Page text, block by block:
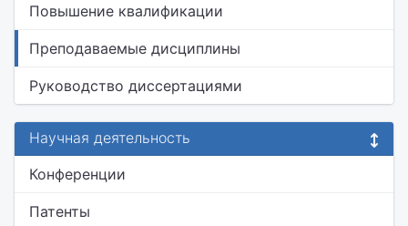
Повышение квалификации
Преподаваемые дисциплины
Руководство диссертациями
Научная деятельность
Конференции
Патенты